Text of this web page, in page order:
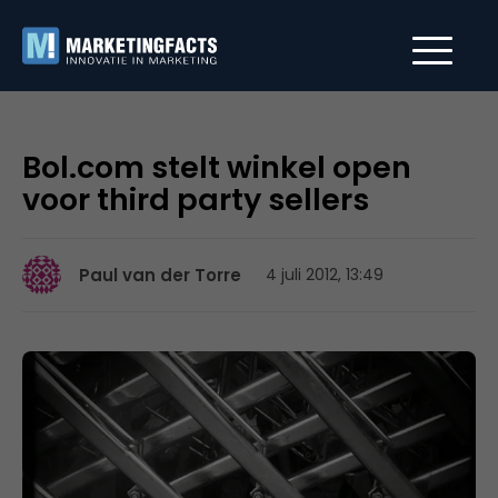
Bol.com stelt winkel open
voor third party sellers
Paul van der Torre 4 juli 2012, 13:49